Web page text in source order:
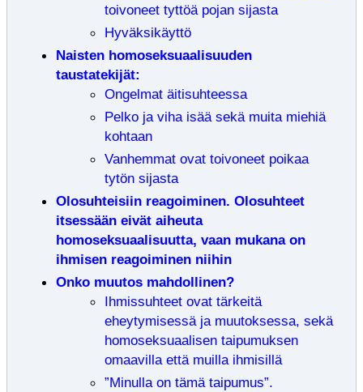
toivoneet tyttöä pojan sijasta
Hyväksikäyttö
Naisten homoseksuaalisuuden
taustatekijät:
Ongelmat äitisuhteessa
Pelko ja viha isää sekä muita miehiä
kohtaan
Vanhemmat ovat toivoneet poikaa
tytön sijasta
Olosuhteisiin reagoiminen. Olosuhteet
itsessään eivät aiheuta
homoseksuaalisuutta, vaan mukana on
ihmisen reagoiminen niihin
Onko muutos mahdollinen?
Ihmissuhteet ovat tärkeitä
eheytymisessä ja muutoksessa, sekä
homoseksuaalisen taipumuksen
omaavilla että muilla ihmisillä
”Minulla on tämä taipumus”.